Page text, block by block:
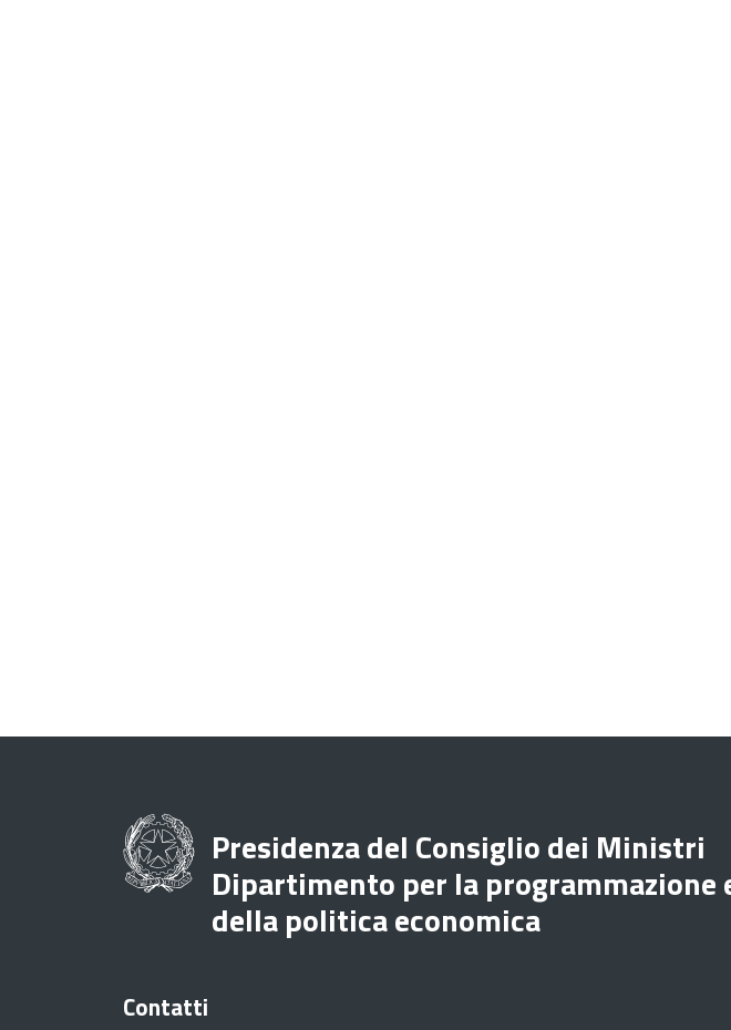
Presidenza del Consiglio dei Ministri
Dipartimento per la programmazione
della politica economica
Contatti